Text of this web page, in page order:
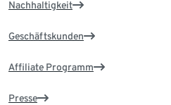
Nachhaltigkeit
Geschäftskunden
Affiliate Programm
Presse